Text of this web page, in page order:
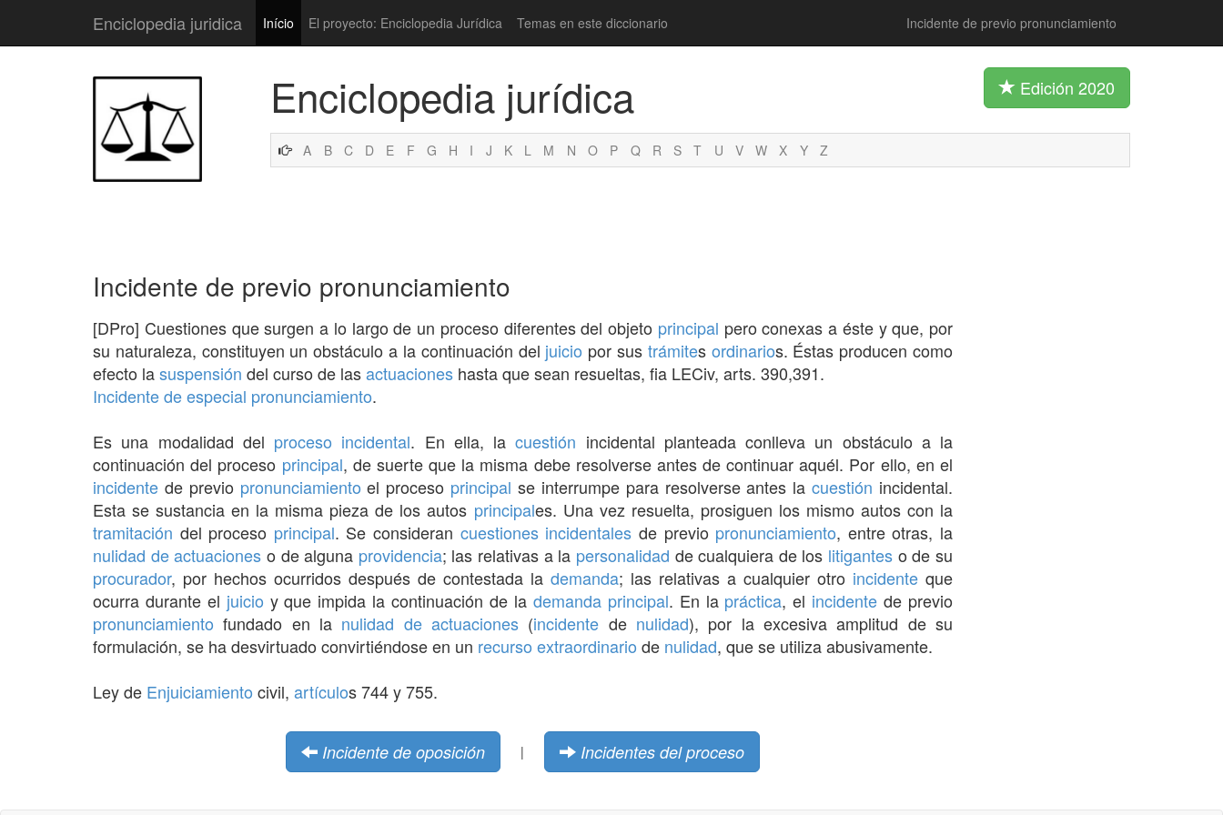
Enciclopedia juridica Início El proyecto: Enciclopedia Jurídica Temas en este diccionario Incidente de previo pronunciamiento
Enciclopedia jurídica Edición 2020
A B C D E F G H I J K L M N O P Q R S T U V W X Y Z
Incidente de previo pronunciamiento
[DPro] Cuestiones que surgen a lo largo de un proceso diferentes del objeto principal pero conexas a éste y que, por
su naturaleza, constituyen un obstáculo a la continuación del juicio por sus trámites ordinarios. Éstas producen como
efecto lasuspensión del curso de lasactuaciones hasta que sean resueltas, fia LECiv, arts. 390,391.
Incidente de especial pronunciamiento.
Es una modalidad del proceso incidental. En ella, lacuestión incidental planteada conlleva un obstáculo a la
continuación del proceso principal, de suerte que la misma debe resolverse antes de continuar aquél. Por ello, en el
incidente de previo pronunciamiento el proceso principal se interrumpe para resolverse antes lacuestión incidental.
Esta se sustancia en la misma pieza de los autos principales. Una vez resuelta, prosiguen los mismo autos con la
tramitación del proceso principal. Se consideran cuestiones incidentales de previo pronunciamiento, entre otras, la
nulidad de actuaciones o de alguna providencia; las relativas a la personalidad de cualquiera de los litigantes o de su
procurador, por hechos ocurridos después de contestada la demanda; las relativas a cualquier otro incidente que
ocurra durante el juicio y que impida la continuación de la demanda principal. En la práctica, el incidente de previo
pronunciamiento fundado en la nulidad de actuaciones (incidente de nulidad), por la excesiva amplitud de su
formulación, se ha desvirtuado convirtiéndose en un recurso extraordinario de nulidad, que se utiliza abusivamente.
Ley de Enjuiciamiento civil, artículos 744 y 755.
Incidente de oposición | Incidentes del proceso